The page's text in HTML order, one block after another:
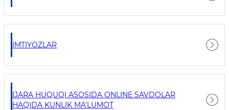
IMTIYOZLAR
IJARA HUQUQI ASOSIDA ONLINE SAVDOLAR
HAQIDA KUNLIK MA'LUMOT